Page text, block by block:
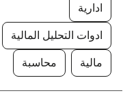
ادارية
ادوات التحليل المالية
مالية محاسبة